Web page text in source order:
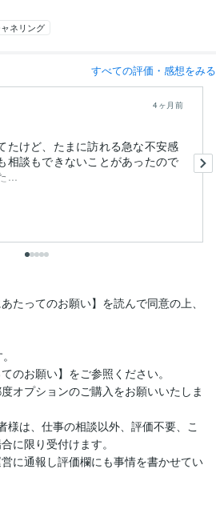
ネリング
すべての評価・感想をみる
4ヶ月前
たけど、たまに訪れる急な不安感
相談もできないことがあったので
...
たってのお願い】を読んで同意の上、
のお願い】をご参照ください。
オプションのご購入をお願いいたしま
様は、仕事の相談以外、評価不要、こ
に限り受付けます。
に通報し評価欄にも事情を書かせてい